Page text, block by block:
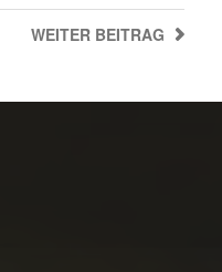
WEITER BEITRAG